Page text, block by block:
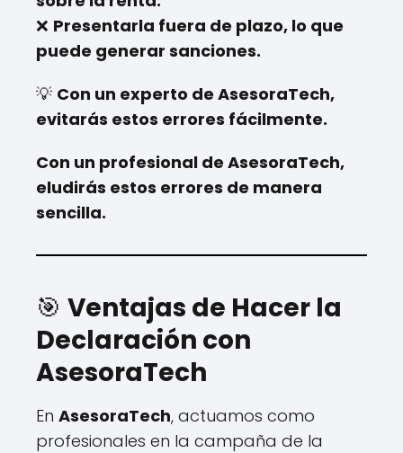
❌ Presentarla fuera de plazo, lo que
puede generar sanciones.
💡 Con un experto de AsesoraTech,
evitarás estos errores fácilmente.
Con un profesional de AsesoraTech,
eludirás estos errores de manera
sencilla.
🎯 Ventajas de Hacer la
Declaración con
AsesoraTech
En AsesoraTech, actuamos como
profesionales en la campaña de la